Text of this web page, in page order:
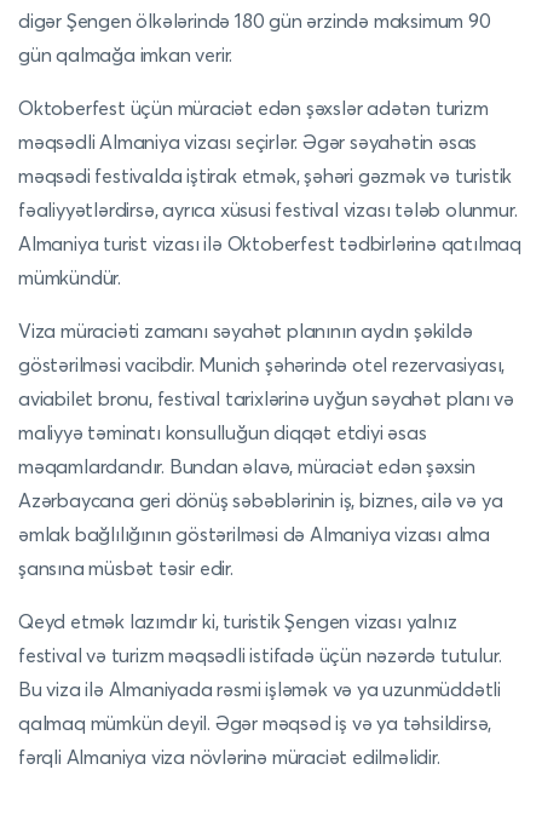
digər Şengen ölkələrində 180 gün ərzində maksimum 90
gün qalmağa imkan verir.
Oktoberfest üçün müraciət edən şəxslər adətən turizm
məqsədli Almaniya vizası seçirlər. Əgər səyahətin əsas
məqsədi festivalda iştirak etmək, şəhəri gəzmək və turistik
fəaliyyətlərdirsə, ayrıca xüsusi festival vizası tələb olunmur.
Almaniya turist vizası ilə Oktoberfest tədbirlərinə qatılmaq
mümkündür.
Viza müraciəti zamanı səyahət planının aydın şəkildə
göstərilməsi vacibdir. Munich şəhərində otel rezervasiyası,
aviabilet bronu, festival tarixlərinə uyğun səyahət planı və
maliyyə təminatı konsulluğun diqqət etdiyi əsas
məqamlardandır. Bundan əlavə, müraciət edən şəxsin
Azərbaycana geri dönüş səbəblərinin iş, biznes, ailə və ya
əmlak bağlılığının göstərilməsi də Almaniya vizası alma
şansına müsbət təsir edir.
Qeyd etmək lazımdır ki, turistik Şengen vizası yalnız
festival və turizm məqsədli istifadə üçün nəzərdə tutulur.
Bu viza ilə Almaniyada rəsmi işləmək və ya uzunmüddətli
qalmaq mümkün deyil. Əgər məqsəd iş və ya təhsildirsə,
fərqli Almaniya viza növlərinə müraciət edilməlidir.